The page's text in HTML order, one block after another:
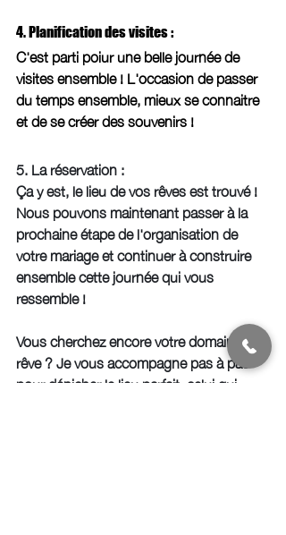
4. Planification des visites :
C'est parti poiur une belle journée de
visites ensemble ! L'occasion de passer
du temps ensemble, mieux se connaitre
et de se créer des souvenirs !
5. La réservation :
Ça y est, le lieu de vos rêves est trouvé !
Nous pouvons maintenant passer à la
prochaine étape de l'organisation de
votre mariage et continuer à construire
ensemble cette journée qui vous
ressemble !
Vous cherchez encore votre domaine de
rêve ? Je vous accompagne pas à pas
pour dénicher le lieu parfait, celui qui